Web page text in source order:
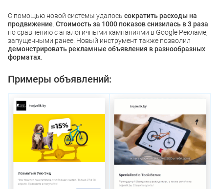
С помощью новой системы удалось сократитьрасходы на
продвижение Стоимость за 1000 показов снизилась в 3 раза
по сравнению с аналогичными кампаниями в Google Рекламе,
запущенными ранее. Новый инструмент также позволил
демонстрировать рекламные объявления в разнообразных
форматах
Примеры объявлений: